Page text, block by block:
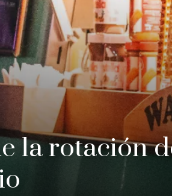
la rotación